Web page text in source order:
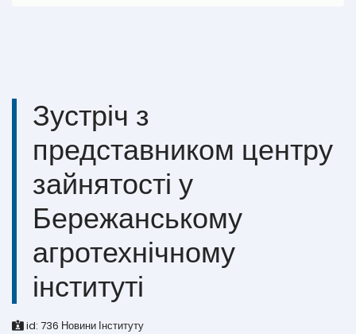
Зустріч з
представником центру
зайнятості у
Бережанському
агротехнічному
інституті
id: 736 Новини Інституту